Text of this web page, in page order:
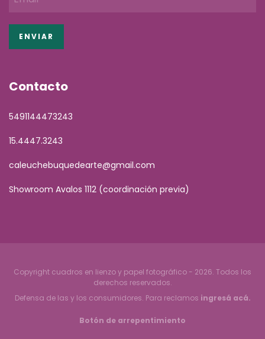
Contacto
5491144473243
15.4447.3243
caleuchebuquedearte@gmail.com
Showroom Avalos 1112 (coordinación previa)
Copyright cuadros en lienzo y papel fotográfico - 2026. Todos los
derechos reservados.
Defensa de las y los consumidores. Para reclamos ingresá acá.
Botón de arrepentimiento